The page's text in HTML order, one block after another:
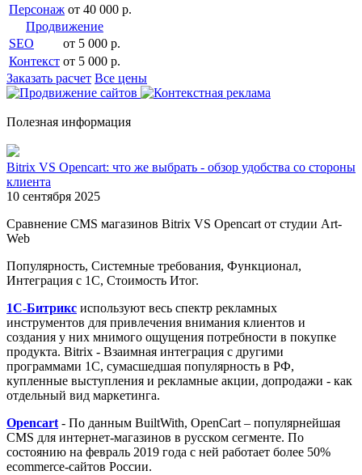
Персонаж от 40 000 р.
Продвижение
SEO
от 5 000 р.
Контекст от 5 000 р.
Заказать расчет Все цены
Полезная информация
Bitrix VS Opencart: что же выбрать - обзор удобства со стороны
клиента
10 сентября 2025
Сравнение CMS магазинов Bitrix VS Opencart от студии Art-
Web
Популярность, Системные требования, Функционал,
Интеграция с 1С, Стоимость Итог.
1С-Битрикс используют весь спектр рекламных
инструментов для привлечения внимания клиентов и
создания у них мнимого ощущения потребности в покупке
продукта. Bitrix - Взаимная интеграция с другими
программами 1С, сумасшедшая популярность в РФ,
купленные выступления и рекламные акции, допродажи - как
отдельный вид маркетинга.
Opencart - По данным BuiltWith, OpenCart – популярнейшая
CMS для интернет-магазинов в русском сегменте. По
состоянию на февраль 2019 года с ней работает более 50%
ecommerce-сайтов России.